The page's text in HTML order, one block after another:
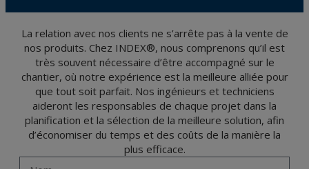
et d'opposition en vertu des dispositions au Règlement Général sur la Protection des
votre pièce d’identité, à P.I. La Portalada II | c/ Segador 13, 26006 | Logroño (La
Rioja).
La relation avec nos clients ne s’arrête pas à la vente de
nos produits. Chez INDEX®, nous comprenons qu’il est
très souvent nécessaire d’être accompagné sur le
chantier, où notre expérience est la meilleure alliée pour
que tout soit parfait. Nos ingénieurs et techniciens
aideront les responsables de chaque projet dans la
planification et la sélection de la meilleure solution, afin
d’économiser du temps et des coûts de la manière la
plus efficace.